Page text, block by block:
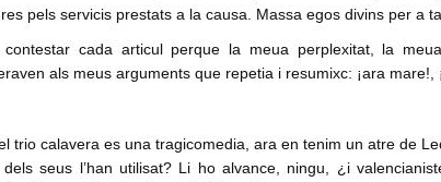
pels servicis prestats a la causa. Massa egos divins per a
cada articul perque la meua perplexitat, la
als meus arguments que repetia i resumixc: ¡ara mare!,
trio calavera es una tragicomedia, ara en tenim un atre de
seus l’han utilisat? Li ho alvance, ningu, ¿i